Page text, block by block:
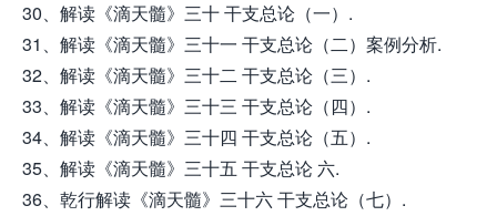
30、解读《滴天髓》三十 干支总论（一）.
31、解读《滴天髓》三十一 干支总论（二）案例分析.
32、解读《滴天髓》三十二 干支总论（三）.
33、解读《滴天髓》三十三 干支总论（四）.
34、解读《滴天髓》三十四 干支总论（五）.
35、解读《滴天髓》三十五 干支总论 六.
36、乾行解读《滴天髓》三十六 干支总论（七）.